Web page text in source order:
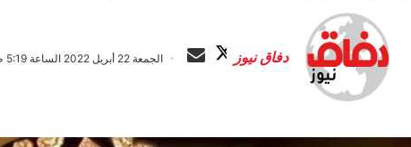
دفاق نيوز
ا
ب
ل
ر
الجمعة 22 أبريل 2022 الساعة 5:19 ص